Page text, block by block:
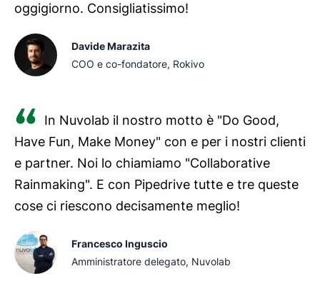
oggigiorno. Consigliatissimo!
Davide Marazita
COO e co-fondatore, Rokivo
In Nuvolab il nostro motto è "Do Good,
Have Fun, Make Money" con e per i nostri clienti
e partner. Noi lo chiamiamo "Collaborative
Rainmaking". E con Pipedrive tutte e tre queste
cose ci riescono decisamente meglio!
Francesco Inguscio
Amministratore delegato, Nuvolab